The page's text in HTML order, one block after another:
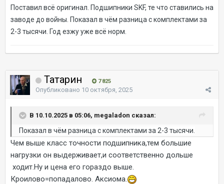
Поставил всё оригинал. Подшипники SKF, те что ставились на
заводе до войны. Показал в чём разница с комплектами за
2-3 тысячи. Год езжу уже всё норм.
Татарин 7 825
Опубликовано 10 октября, 2025
В 10.10.2025 в 05:06, megaladon сказал:
Показал в чём разница с комплектами за 2-3 тысячи.
Чем выше класс точности подшипника,тем большие
нагрузки он выдерживает,и соответственно дольше
ходит.Ну и цена его гораздо выше.
Кроилово=попадалово. Аксиома.